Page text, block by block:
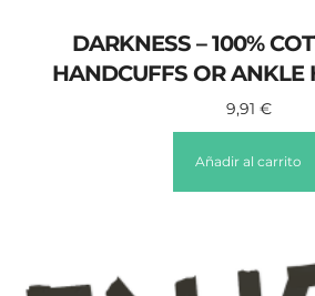
DARKNESS – 100%
HANDCUFFS OR ANKLE
9,91 €
Añadir al carrito